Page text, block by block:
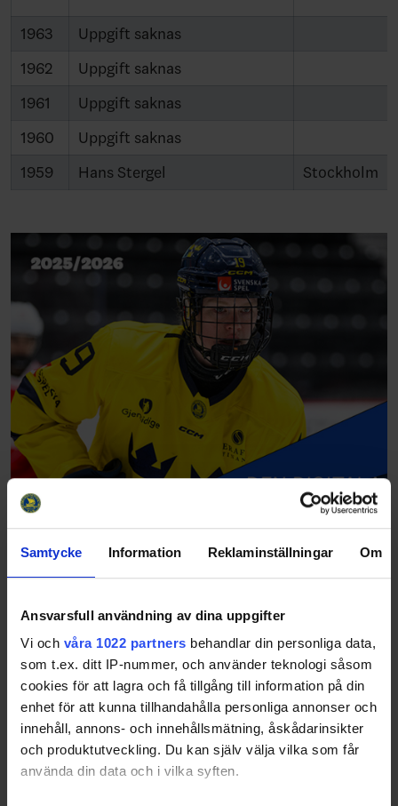
Samtycke Information Reklaminställningar Om
Ansvarsfull användning av dina uppgifter
Vi och våra 1022 partners behandlar din personliga data,
som t.ex. ditt IP-nummer, och använder teknologi såsom
cookies för att lagra och få tillgång till information på din
enhet för att kunna tillhandahålla personliga annonser och
innehåll, annons- och innehållsmätning, åskådarinsikter
och produktutveckling. Du kan själv välja vilka som får
använda din data och i vilka syften.
1963
Uppgift saknas
1962
Uppgift saknas
1961
Uppgift saknas
1960
Uppgift saknas
1959
Hans Stergel Stockholm